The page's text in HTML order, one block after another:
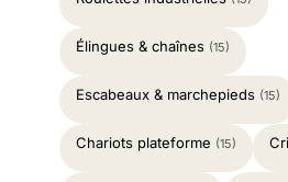
Élingues & chaînes (15)
Escabeaux & marchepieds (15)
Chariots plateforme (15)